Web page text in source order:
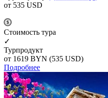
от 535 USD
Cтоимость тура
✓
Турпродукт
от 1619 BYN (535 USD)
Подробнее